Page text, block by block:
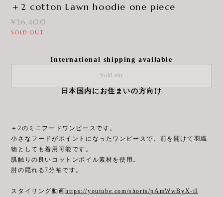
＋2 cotton Lawn hoodie one piece
¥26,400
SOLD OUT
International shipping available
Sold out
日本国内にお住まいの方向け
＋2のミニフードワンピースです。
小さなフードがポイントになったワンピースで、前を開けて羽織
物としても着用可能です。
肌触りの良いコットンボイル素材を使用。
肘の隠れる7分袖です。
スタイリング動画https://youtube.com/shorts/pAmWwByX-iI